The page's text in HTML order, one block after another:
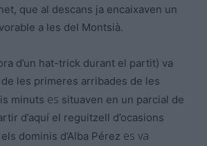
que al descans ja encaixaven un
a les del Montsià.
d’un hat-trick durant el partit) va
les primeres arribades de les
minuts es situaven en un parcial de
d’aquí el reguitzell d’ocasions
dominis d’Alba Pérez es va